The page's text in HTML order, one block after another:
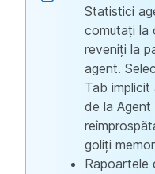
Statistici
comutați la
reveniți la
agent.
Tab
de la
goliți
Rapoartele